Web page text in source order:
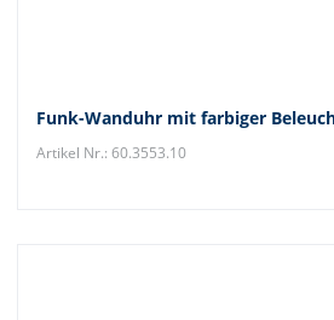
Funk-Wanduhr mit farbiger
Artikel Nr.: 60.3553.10